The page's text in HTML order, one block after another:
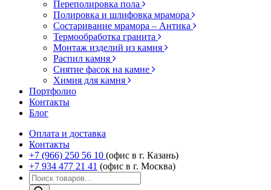
Переполировка пола
Полировка и шлифовка мрамора
Состаривание мрамора – Антика
Термообработка гранита
Монтаж изделий из камня
Распил камня
Снятие фасок на камне
Химия для камня
Портфолио
Контакты
Блог
Оплата и доставка
Контакты
+7 (966) 250 56 10 (офис в г. Казань)
+7 934 477 21 41 (офис в г. Москва)
Поиск
товаров